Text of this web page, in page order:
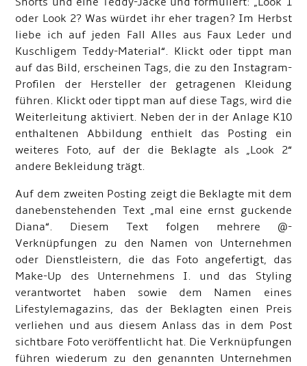
oder Look 2? Was würdet ihr eher tragen? Im Herbst
liebe ich auf jeden Fall Alles aus Faux Leder und
Kuschligem Teddy-Material“. Klickt oder tippt man
auf das Bild, erscheinen Tags, die zu den Instagram-
Profilen der Hersteller der getragenen Kleidung
führen. Klickt oder tippt man auf diese Tags, wird die
Weiterleitung aktiviert. Neben der in der Anlage K10
enthaltenen Abbildung enthielt das Posting ein
weiteres Foto, auf der die Beklagte als „Look 2“
andere Bekleidung trägt.
Auf dem zweiten Posting zeigt die Beklagte mit dem
danebenstehenden Text „mal eine ernst guckende
Diana“. Diesem Text folgen mehrere @-
Verknüpfungen zu den Namen von Unternehmen
oder Dienstleistern, die das Foto angefertigt, das
Make-Up des Unternehmens I. und das Styling
verantwortet haben sowie dem Namen eines
Lifestylemagazins, das der Beklagten einen Preis
verliehen und aus diesem Anlass das in dem Post
sichtbare Foto veröffentlicht hat. Die Verknüpfungen
führen wiederum zu den genannten Unternehmen